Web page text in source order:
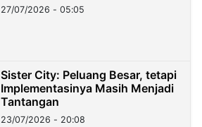
27/07/2026 - 05:05
Sister City: Peluang Besar, tetapi
Implementasinya Masih Menjadi
Tantangan
23/07/2026 - 20:08